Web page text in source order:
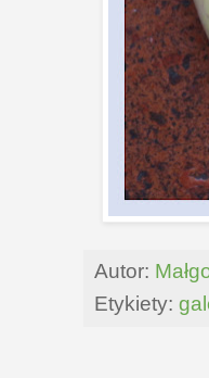
Autor:
Etykiety: